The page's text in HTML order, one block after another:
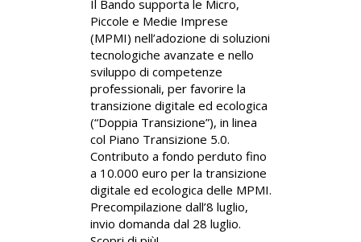
Il Bando supporta le Micro,
Piccole e Medie Imprese
(MPMI) nell’adozione di soluzioni
tecnologiche avanzate e nello
sviluppo di competenze
professionali, per favorire la
transizione digitale ed ecologica
(“Doppia Transizione”), in linea
col Piano Transizione 5.0.
Contributo a fondo perduto fino
a 10.000 euro per la transizione
digitale ed ecologica delle MPMI.
Precompilazione dall’8 luglio,
invio domanda dal 28 luglio.